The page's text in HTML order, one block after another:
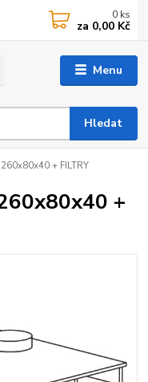
Menu
Hledat
0 ks
za 0,00 Kč
+ FILTRY
+